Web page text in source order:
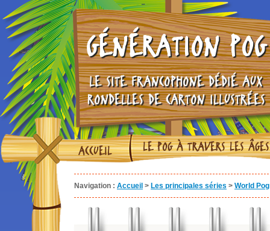
GÉNÉRATION POG
LE SITE FRANCOPHONE DÉDIÉ AUX
RONDELLES DE CARTON ILLUSTRÉES
ACCUEIL LE POG À TRAVERS LES ÂGES
Navigation : Accueil > Les principales séries > World